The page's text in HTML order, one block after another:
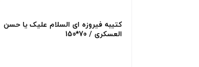
کتیبه فیروزه ای السلام علیک یا حسن
العسکری / 70*150